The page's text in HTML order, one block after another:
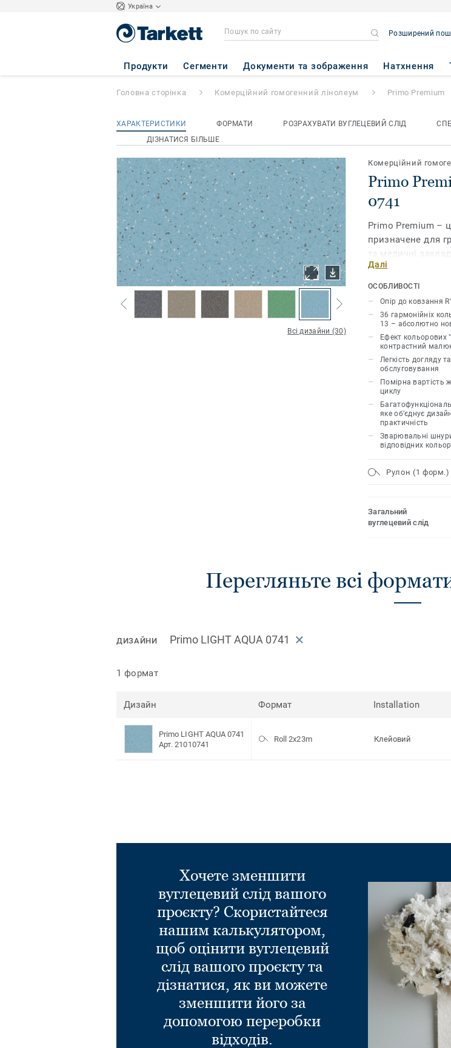
Україна
Розширений
Продукти Сегменти Документи та зображення Натхнення
Primo Premium - Primo LIGHT AQUA
Головна сторінка Комерційний гомогенний лінолеум Primo Premium
ХАРАКТЕРИСТИКИ ФОРМАТИ РОЗРАХУВАТИ ВУГЛЕЦЕВИЙ СЛІД
ДІЗНАТИСЯ БІЛЬШЕ
Всі дизайни (30)
Комерційний
Primo
0741
Primo Premium –
призначене для
та медичні
та надійність
PUR гарантує
Дизайн колекції
продуктами та
Далі
ОСОБЛИВОСТІ
Опір до ковзання
36 гармонійніх
13 – абсолютно
Ефект кольорових
контрастний
Легкість догляду та
обслуговування
Помірна вартість
циклу
яке об’єднує
практичність
Зварювальні
відповідних
Рулон (1 форм.)
Загальний
вуглецевий слід
Перегляньте всі
ДИЗАЙНИ Primo LIGHT AQUA 0741
1 формат
Дизайн Формат Installation
Primo LIGHT AQUA 0741
Арт. 21010741
Roll 2x23m Клейовий
Хочете зменшити
вуглецевий слід вашого
проєкту? Скористайтеся
нашим калькулятором,
щоб оцінити вуглецевий
слід вашого проєкту та
дізнатися, як ви можете
зменшити його за
допомогою переробки
відходів.